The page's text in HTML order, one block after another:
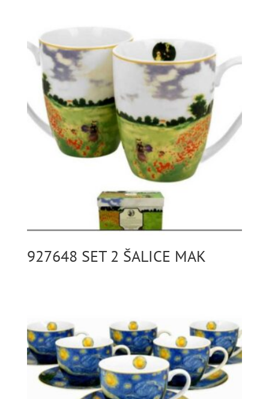
927648 SET 2 ŠALICE MAK